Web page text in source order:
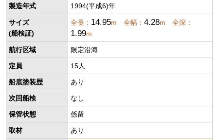
製造年式 1994(平成6)年
サイズ
(船検証)
全長： 14.95m 全幅： 4.28m 全深：
1.99m
航行区域 限定沿海
定員 15人
船底塗装歴 あり
次回船検 なし
保管状態 係留
取材 あり